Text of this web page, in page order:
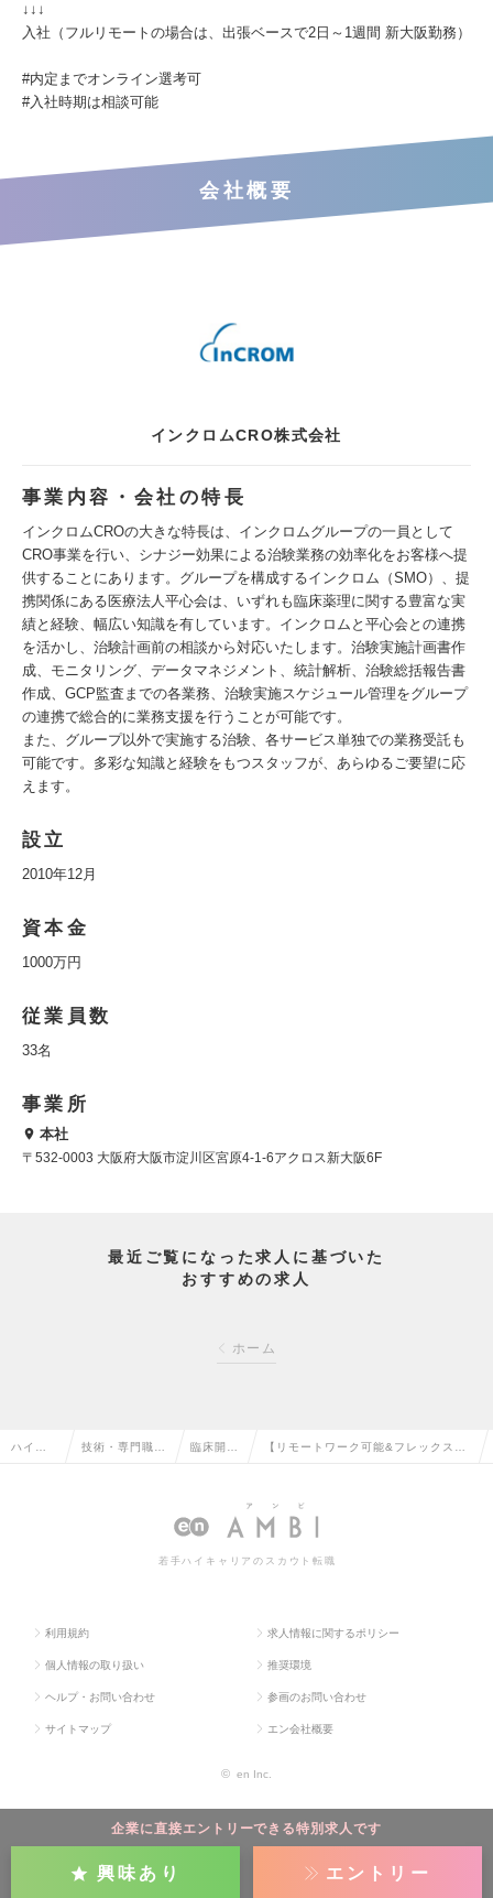
↓↓↓
入社（フルリモートの場合は、出張ベースで2日～1週間 新大阪勤務）
#内定までオンライン選考可
#入社時期は相談可能
会社概要
インクロムCRO株式会社
事業内容・会社の特長
インクロムCROの大きな特長は、インクロムグループの一員として
CRO事業を行い、シナジー効果による治験業務の効率化をお客様へ提
供することにあります。グループを構成するインクロム（SMO）、提
携関係にある医療法人平心会は、いずれも臨床薬理に関する豊富な実
績と経験、幅広い知識を有しています。インクロムと平心会との連携
を活かし、治験計画前の相談から対応いたします。治験実施計画書作
成、モニタリング、データマネジメント、統計解析、治験総括報告書
作成、GCP監査までの各業務、治験実施スケジュール管理をグループ
の連携で総合的に業務支援を行うことが可能です。
また、グループ以外で実施する治験、各サービス単独での業務受託も
可能です。多彩な知識と経験をもつスタッフが、あらゆるご要望に応
えます。
設立
2010年12月
資本金
1000万円
従業員数
33名
事業所
本社
〒532-0003 大阪府大阪市淀川区宮原4-1-6アクロス新大阪6F
最近ご覧になった求人に基づいた
おすすめの求人
ホーム
企業に直接エントリーできる特別求人です
興味あり エントリー
ハイク 技術・専門職系 臨床開
の転職
【リモートワーク可能&フレックス・
集！の求人情報
若手ハイキャリアのスカウト転職
利用規約 求人情報に関するポリシー
個人情報の取り扱い 推奨環境
ヘルプ・お問い合わせ 参画のお問い合わせ
サイトマップ エン会社概要
© en Inc.